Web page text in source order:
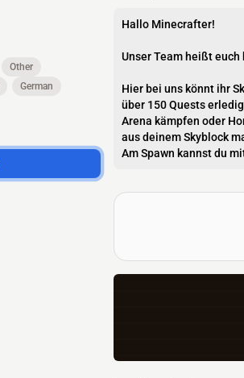
Hallo Minecrafter!
Unser Team heißt
Hier bei uns könnt ihr
über 150 Quests
Arena kämpfen oder
aus deinem Skyblock
Am Spawn kannst du
Other
German